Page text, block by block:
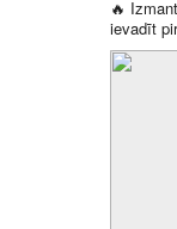
🔥
ievadīt